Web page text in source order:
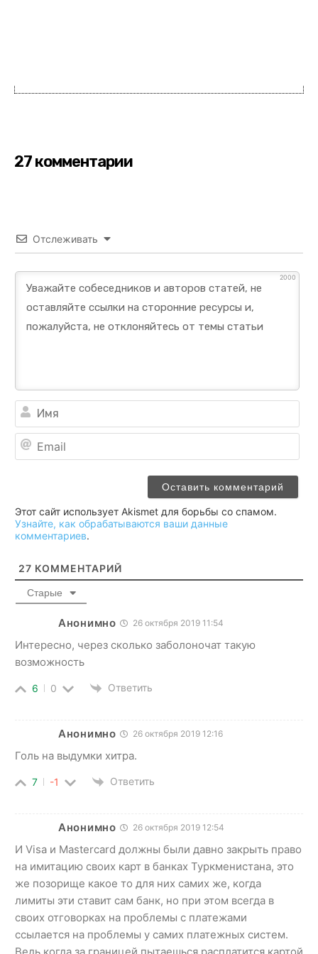
27 комментарии
Отслеживать
2000
Этот сайт использует Akismet для борьбы со спамом.
Узнайте, как обрабатываются ваши данные
комментариев.
27 КОММЕНТАРИЙ
Старые
Анонимно 26 октября 2019 11:54
Интересно, через сколько заболоночат такую
возможность
6 0 Ответить
Анонимно 26 октября 2019 12:16
Голь на выдумки хитра.
7 -1 Ответить
Анонимно 26 октября 2019 12:54
И Visa и Mastercard должны были давно закрыть право
на имитацию своих карт в банках Туркменистана, это
же позорище какое то для них самих же, когда
лимиты эти ставит сам банк, но при этом всегда в
своих отговорках на проблемы с платежами
ссылается на проблемы у самих платежных систем.